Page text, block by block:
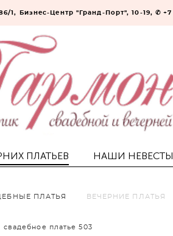
1, Бизнес-Центр "Гранд-Порт", 10-19, ✆
ПЛАТЬЕВ НАШИ НЕВЕСТЫ
ПЛАТЬЯ ВЕЧЕРНИЕ ПЛАТЬЯ
свадебное платье 503